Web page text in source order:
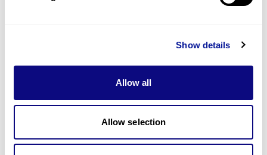
Show details
Allow all
Allow selection
주식회사 쓰리빌리언
서울특별시 강남구 테헤란로 415, 8층
사업자등록번호: 290-81-00524
대표이사: 금창원